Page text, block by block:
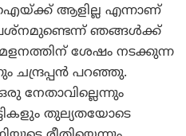
ആളില്ല എന്നാണ്
ഞങ്ങള്‍ക്ക്
ശേഷം നടക്കുന്ന
ചന്ദ്രപ്പന്‍ പറഞ്ഞു.
നേതാവില്ലെന്നും
തുല്യതയോടെ